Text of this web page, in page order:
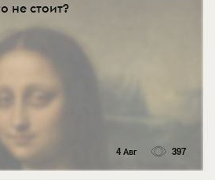
не стоит?
4 Авг 397